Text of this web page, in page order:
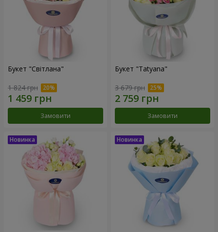
Букет "Світлана"
1 824 грн
Замовити
Букет "Tatyana"
3 679 грн
Замовити